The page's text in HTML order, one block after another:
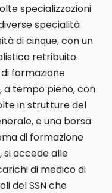
specializzazioni
specialità
di cinque, con un
retribuito.
formazione
a tempo pieno, con
in strutture del
e una borsa
di formazione
si accede alle
di medico di
del SSN che